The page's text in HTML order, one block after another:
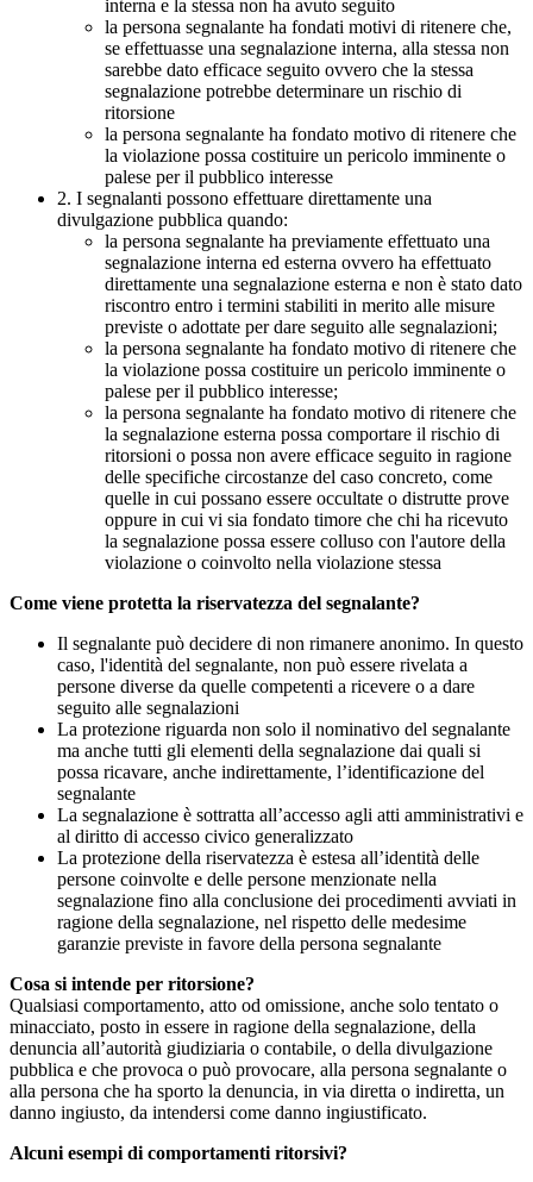
interna e la stessa non ha avuto seguito
la persona segnalante ha fondati motivi di ritenere che,
se effettuasse una segnalazione interna, alla stessa non
sarebbe dato efficace seguito ovvero che la stessa
segnalazione potrebbe determinare un rischio di
ritorsione
la persona segnalante ha fondato motivo di ritenere che
la violazione possa costituire un pericolo imminente o
palese per il pubblico interesse
2. I segnalanti possono effettuare direttamente una
divulgazione pubblica quando:
la persona segnalante ha previamente effettuato una
segnalazione interna ed esterna ovvero ha effettuato
direttamente una segnalazione esterna e non è stato dato
riscontro entro i termini stabiliti in merito alle misure
previste o adottate per dare seguito alle segnalazioni;
la persona segnalante ha fondato motivo di ritenere che
la violazione possa costituire un pericolo imminente o
palese per il pubblico interesse;
la persona segnalante ha fondato motivo di ritenere che
la segnalazione esterna possa comportare il rischio di
ritorsioni o possa non avere efficace seguito in ragione
delle specifiche circostanze del caso concreto, come
quelle in cui possano essere occultate o distrutte prove
oppure in cui vi sia fondato timore che chi ha ricevuto
la segnalazione possa essere colluso con l'autore della
violazione o coinvolto nella violazione stessa
Come viene protetta la riservatezza del segnalante?
Il segnalante può decidere di non rimanere anonimo. In questo
caso, l'identità del segnalante, non può essere rivelata a
persone diverse da quelle competenti a ricevere o a dare
seguito alle segnalazioni
La protezione riguarda non solo il nominativo del segnalante
ma anche tutti gli elementi della segnalazione dai quali si
possa ricavare, anche indirettamente, l’identificazione del
segnalante
La segnalazione è sottratta all’accesso agli atti amministrativi e
al diritto di accesso civico generalizzato
La protezione della riservatezza è estesa all’identità delle
persone coinvolte e delle persone menzionate nella
segnalazione fino alla conclusione dei procedimenti avviati in
ragione della segnalazione, nel rispetto delle medesime
garanzie previste in favore della persona segnalante
Cosa si intende per ritorsione?
Qualsiasi comportamento, atto od omissione, anche solo tentato o
minacciato, posto in essere in ragione della segnalazione, della
denuncia all’autorità giudiziaria o contabile, o della divulgazione
pubblica e che provoca o può provocare, alla persona segnalante o
alla persona che ha sporto la denuncia, in via diretta o indiretta, un
danno ingiusto, da intendersi come danno ingiustificato.
Alcuni esempi di comportamenti ritorsivi?